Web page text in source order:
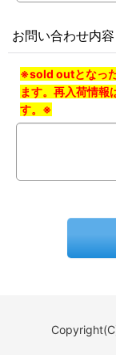
お問い合わせ内容
※sold outとなっ
ます。再入荷情報
す。※